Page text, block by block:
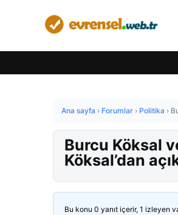
Ana sayfa › Forumlar › Politika ›
Burcu Köksal
Köksal’dan
Bu konu 0 yanıt içerir, 1 izleyen